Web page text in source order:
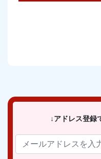
↓アドレス登録